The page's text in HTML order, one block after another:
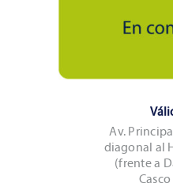
Av.
diagonal al
(frente a